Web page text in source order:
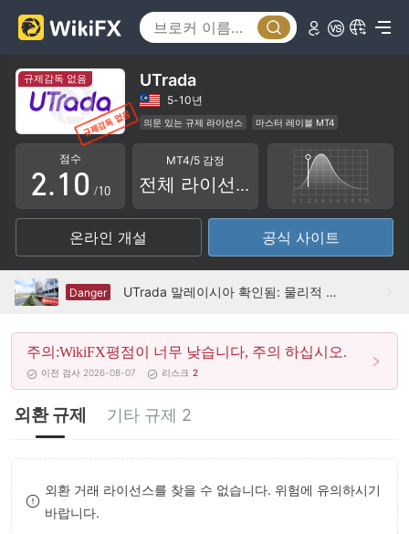
규제감독 없음 UTrada
5-10년
의문 있는 규제 라이선스
마스터 레이블 MT4
지역성 브로커
잠재적 위험성이 높음
점수
0
1
2
3
4
5
6
7
8
9
.
0
1
2
3
4
5
6
7
8
9
0
1
2
3
4
5
6
8
9
/10
MT4/5 감정
전체 라이선스
온라인 개설 공식 사이트
Danger UTrada 말레이시아 확인됨: 물리적 존재 없음
주의:WikiFX평점이 너무 낮습니다, 주의 하십시오.
이전 검사 2026-08-07 리스크 2
외환 규제 기타 규제 2
외환 거래 라이선스를 찾을 수 없습니다. 위험에 유의하시기
바랍니다.